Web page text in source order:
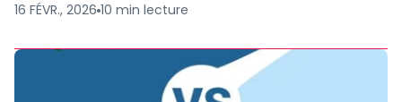
16 FÉVR., 2026 10 min lecture